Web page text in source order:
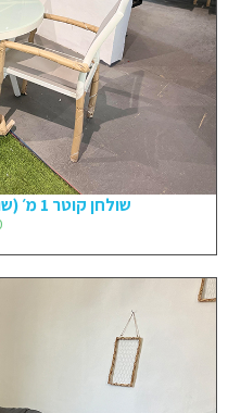
שולחן קוטר 1 מ׳ (שולחן בלבד ללא כסאות)